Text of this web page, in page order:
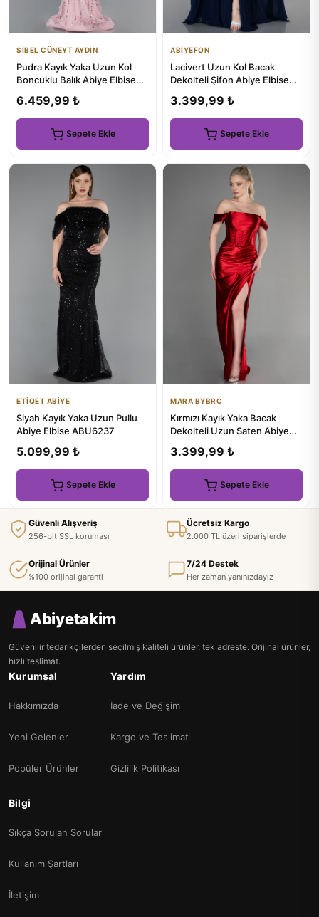
SİBEL CÜNEYT AYDIN
Pudra Kayık Yaka Uzun Kol
Boncuklu Balık Abiye Elbise
6.459,99 ₺
Sepete Ekle
ABİYEFON
Lacivert Uzun Kol Bacak
Dekolteli Şifon Abiye Elbise
3.399,99 ₺
Sepete Ekle
ETİQET ABİYE
Siyah Kayık Yaka Uzun Pullu
Abiye Elbise ABU6237
5.099,99 ₺
Sepete Ekle
MARA BYBRC
Kırmızı Kayık Yaka Bacak
Dekolteli Uzun Saten Abiye
3.399,99 ₺
Sepete Ekle
Güvenli Alışveriş
256-bit SSL koruması
Ücretsiz Kargo
2.000 TL üzeri siparişlerde
Orijinal Ürünler
%100 orijinal garanti
7/24 Destek
Her zaman yanınızdayız
Abiyetakim
Güvenilir tedarikçilerden seçilmiş kaliteli ürünler, tek adreste. Orijinal ürünler,
hızlı teslimat.
Kurumsal
Hakkımızda
Yeni Gelenler
Popüler Ürünler
Yardım
İade ve Değişim
Kargo ve Teslimat
Gizlilik Politikası
Bilgi
Sıkça Sorulan Sorular
Kullanım Şartları
İletişim